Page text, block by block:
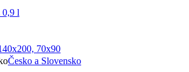
0,9 l
70x90
Česko a Slovensko